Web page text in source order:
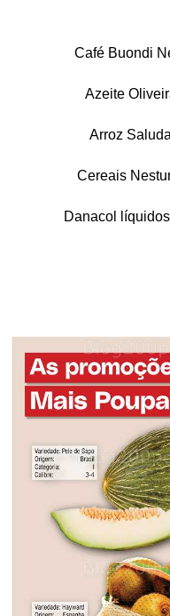
Café Buondi
Azeite
Arroz
Cereais
Danacol